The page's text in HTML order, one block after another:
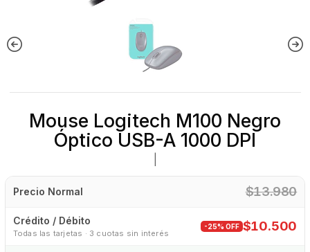
Mouse Logitech M100 Negro
Óptico USB-A 1000 DPI
Precio Normal $13.980
Crédito / Débito
Todas las tarjetas · 3 cuotas sin interés
-25% OFF $10.500